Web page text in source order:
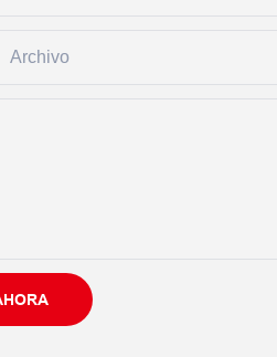
Archivo